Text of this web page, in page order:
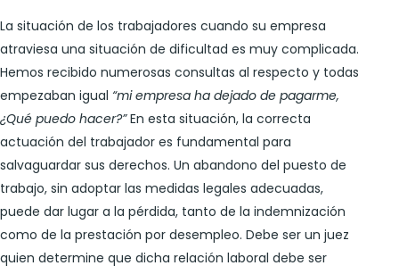
La situación de los trabajadores cuando su empresa
atraviesa una situación de dificultad es muy complicada.
Hemos recibido numerosas consultas al respecto y todas
empezaban igual “mi empresa ha dejado de pagarme,
¿Qué puedo hacer?”En esta situación, la correcta
actuación del trabajador es fundamental para
salvaguardar sus derechos. Un abandono del puesto de
trabajo, sin adoptar las medidas legales adecuadas,
puede dar lugar a la pérdida, tanto de la indemnización
como de la prestación por desempleo. Debe ser un juez
quien determine que dicha relación laboral debe ser